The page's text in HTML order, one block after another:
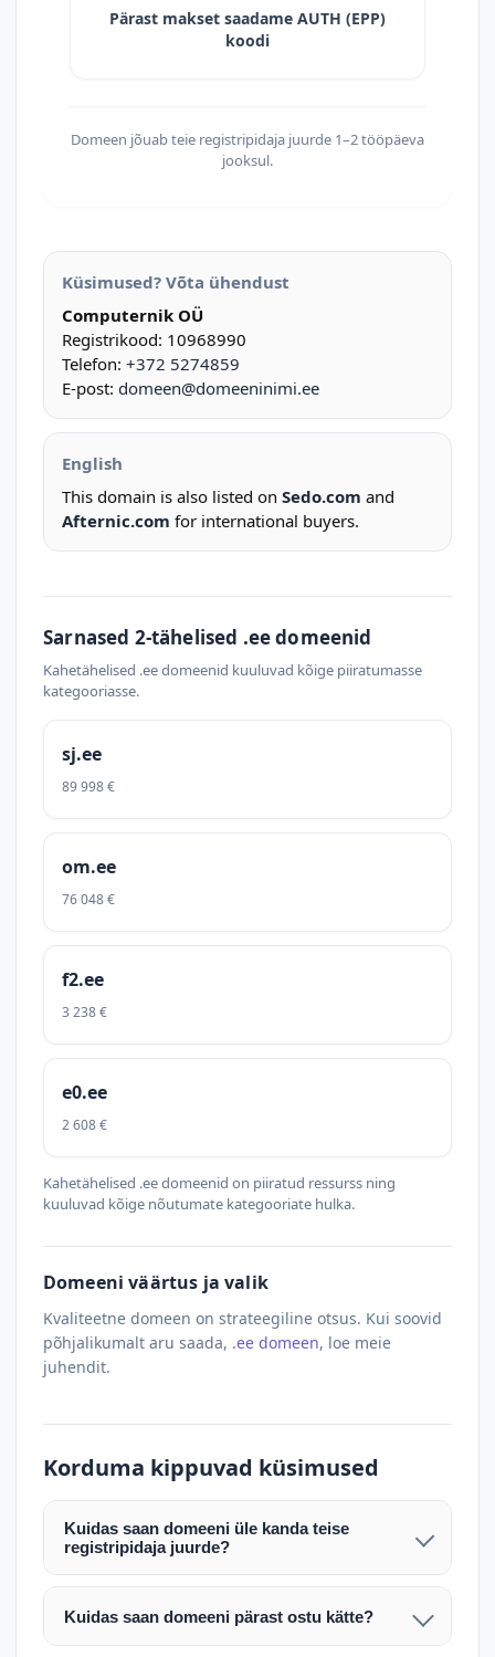
Pärast makset saadame AUTH (EPP)
koodi
Domeen jõuab teie registripidaja juurde 1–2 tööpäeva
jooksul.
Küsimused? Võta ühendust
Computernik OÜ
Registrikood: 10968990
Telefon: +372 5274859
E-post: domeen@domeeninimi.ee
English
This domain is also listed on Sedo.com and
Afternic.com for international buyers.
Sarnased 2-tähelised .ee domeenid
Kahetähelised .ee domeenid kuuluvad kõige piiratumasse
kategooriasse.
sj.ee
89 998 €
om.ee
76 048 €
f2.ee
3 238 €
e0.ee
2 608 €
Kahetähelised .ee domeenid on piiratud ressurss ning
kuuluvad kõige nõutumate kategooriate hulka.
Domeeni väärtus ja valik
Kvaliteetne domeen on strateegiline otsus. Kui soovid
põhjalikumalt aru saada, .ee domeen, loe meie
juhendit.
Korduma kippuvad küsimused
Kuidas saan domeeni üle kanda teise
registripidaja juurde?
Pärast makse laekumist edastame teile domeeni
AUTH (EPP) koodi. Selle abil saate domeeni üle
Kuidas saan domeeni pärast ostu kätte?